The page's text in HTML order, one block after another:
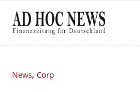
News, Corp